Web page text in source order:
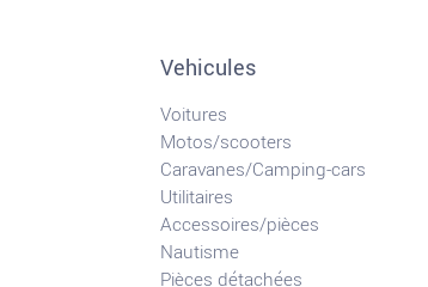
Vehicules
Voitures
Motos/scooters
Caravanes/Camping-cars
Utilitaires
Accessoires/pièces
Nautisme
Pièces détachées